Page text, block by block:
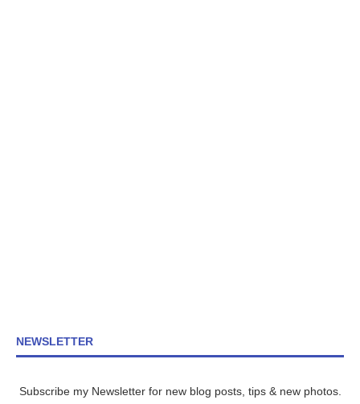
NEWSLETTER
Subscribe my Newsletter for new blog posts, tips & new photos.